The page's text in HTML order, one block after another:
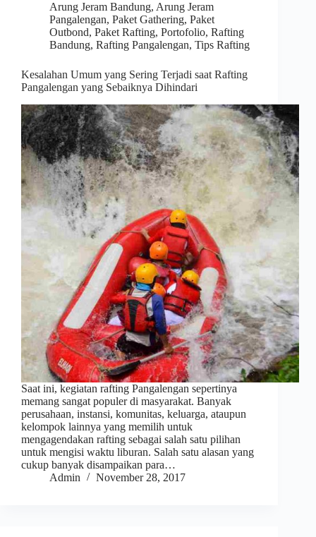
Arung Jeram Bandung, Arung Jeram
Pangalengan, Paket Gathering, Paket
Outbond, Paket Rafting, Portofolio, Rafting
Bandung, Rafting Pangalengan, Tips Rafting
Kesalahan Umum yang Sering Terjadi saat Rafting
Pangalengan yang Sebaiknya Dihindari
Saat ini, kegiatan rafting Pangalengan sepertinya
memang sangat populer di masyarakat. Banyak
perusahaan, instansi, komunitas, keluarga, ataupun
kelompok lainnya yang memilih untuk
mengagendakan rafting sebagai salah satu pilihan
untuk mengisi waktu liburan. Salah satu alasan yang
cukup banyak disampaikan para…
Admin
November 28, 2017